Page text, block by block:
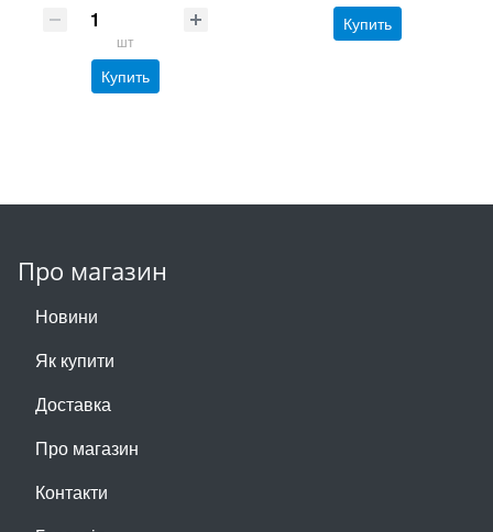
шт
Купить
Купить
Про магазин
Новини
Як купити
Доставка
Про магазин
Контакти